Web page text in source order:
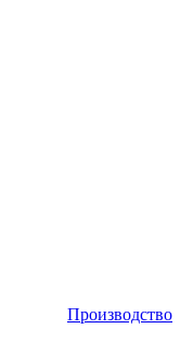
Производство